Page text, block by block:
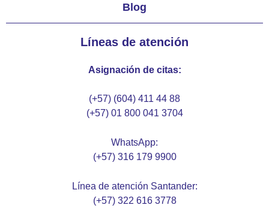
Blog
Líneas de atención
Asignación de citas:
(+57) (604) 411 44 88
(+57) 01 800 041 3704
WhatsApp:
(+57) 316 179 9900
Línea de atención Santander:
(+57) 322 616 3778